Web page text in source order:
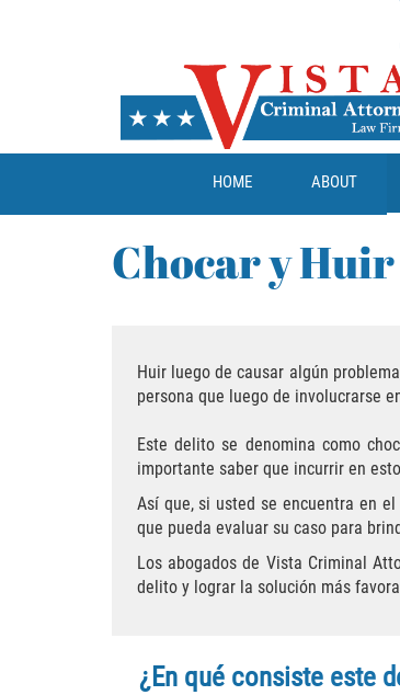
HOME ABOUT
Chocar y Huir
Huir luego de causar algún
persona que luego de involucrarse
Este delito se denomina como
importante saber que incurrir en
Así que, si usted se encuentra en
que pueda evaluar su caso para
Los abogados de Vista Criminal
delito y lograr la solución más
¿En qué consiste este